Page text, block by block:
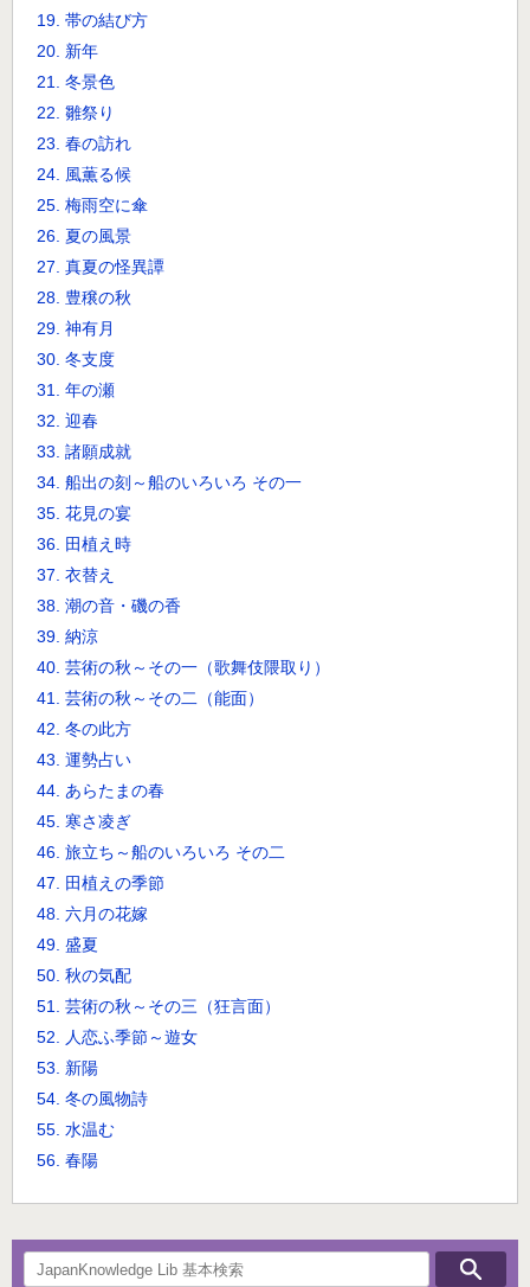
19. 帯の結び方
20. 新年
21. 冬景色
22. 雛祭り
23. 春の訪れ
24. 風薫る候
25. 梅雨空に傘
26. 夏の風景
27. 真夏の怪異譚
28. 豊穣の秋
29. 神有月
30. 冬支度
31. 年の瀬
32. 迎春
33. 諸願成就
34. 船出の刻～船のいろいろ その一
35. 花見の宴
36. 田植え時
37. 衣替え
38. 潮の音・磯の香
39. 納涼
40. 芸術の秋～その一（歌舞伎隈取り）
41. 芸術の秋～その二（能面）
42. 冬の此方
43. 運勢占い
44. あらたまの春
45. 寒さ凌ぎ
46. 旅立ち～船のいろいろ その二
47. 田植えの季節
48. 六月の花嫁
49. 盛夏
50. 秋の気配
51. 芸術の秋～その三（狂言面）
52. 人恋ふ季節～遊女
53. 新陽
54. 冬の風物詩
55. 水温む
56. 春陽